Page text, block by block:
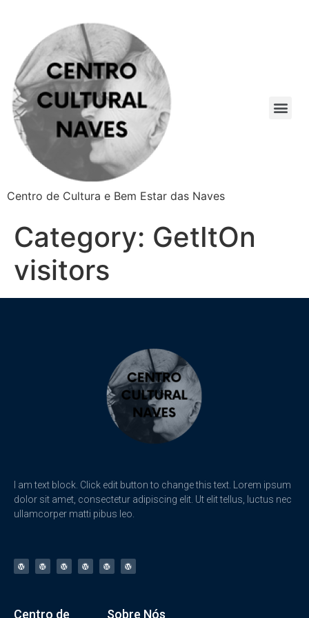
Centro de Cultura e Bem Estar das Naves
Category: GetItOn
visitors
I am text block. Click edit button to change this text. Lorem ipsum
dolor sit amet, consectetur adipiscing elit. Ut elit tellus, luctus nec
ullamcorper matti pibus leo.
Centro de Sobre Nós